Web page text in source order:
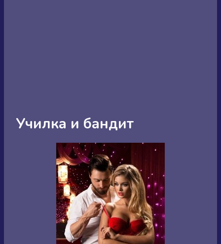
Училка и бандит